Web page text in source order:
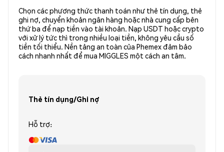
Chọn các phương thức thanh toán như thẻ tín dụng, thẻ
ghi nợ, chuyển khoản ngân hàng hoặc nhà cung cấp bên
thứ ba để nạp tiền vào tài khoản. Nạp USDT hoặc crypto
với xử lý tức thì trong nhiều loại tiền, không yêu cầu số
tiền tối thiểu. Nền tảng an toàn của Phemex đảm bảo
cách nhanh nhất để mua MIGGLES một cách an tâm.
Thẻ tín dụng/Ghi nợ
Hỗ trợ: